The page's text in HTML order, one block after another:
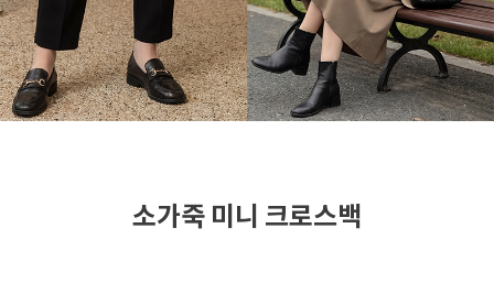
소가죽 미니 크로스백